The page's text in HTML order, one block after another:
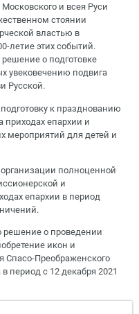
и всея Руси
стоянии
властью в
летие этих событий.
о подготовке
увековечению подвига
Русской.
к празднованию
приходах епархии и
мероприятий для детей и
полноценной
и
епархии в период
решение о проведении
икон и
Спасо-Преображенского
период с 12 декабря 2021